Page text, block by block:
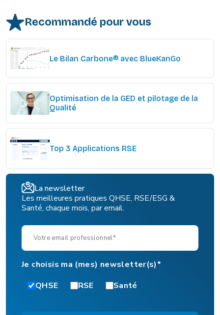
Recommandé pour vous
Le Bilan Carbone® avec BlueKanGo
Optimisation de la GED et pilotage de la
Qualité
Top 3 Applications RSE
La newsletter
Les meilleures pratiques QHSE, RSE/ESG &
Santé, chaque mois, par email.
Je choisis ma (mes) newsletter(s)*
QHSE
RSE Santé